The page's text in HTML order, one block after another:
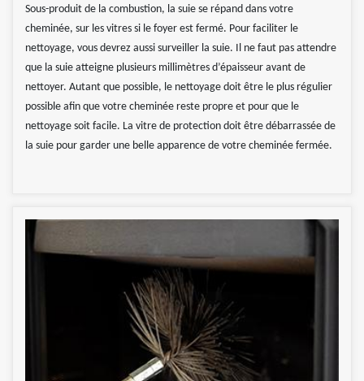
Sous-produit de la combustion, la suie se répand dans votre
cheminée, sur les vitres si le foyer est fermé. Pour faciliter le
nettoyage, vous devrez aussi surveiller la suie. Il ne faut pas attendre
que la suie atteigne plusieurs millimètres d’épaisseur avant de
nettoyer. Autant que possible, le nettoyage doit être le plus régulier
possible afin que votre cheminée reste propre et pour que le
nettoyage soit facile. La vitre de protection doit être débarrassée de
la suie pour garder une belle apparence de votre cheminée fermée.